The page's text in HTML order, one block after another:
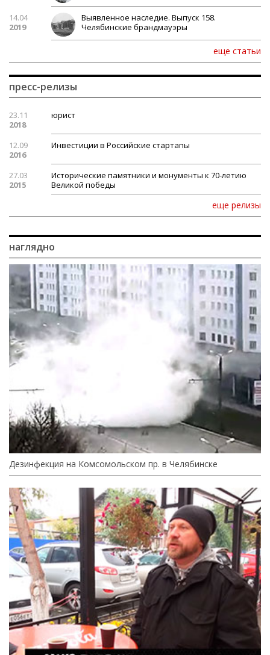
14.04
2019
Выявленное наследие. Выпуск 158.
Челябинские брандмауэры
еще статьи
пресс-релизы
23.11
2018
юрист
12.09
2016
Инвестиции в Российские стартапы
27.03
2015
Исторические памятники и монументы к 70-летию
Великой победы
еще релизы
наглядно
Дезинфекция на Комсомольском пр. в Челябинске